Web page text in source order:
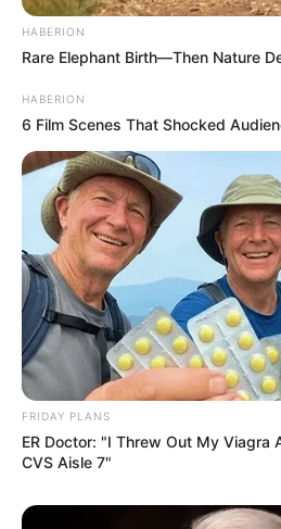
HABERION
Rare Elephant Birth—Then Nature
HABERION
6 Film Scenes That Shocked
FRIDAY PLANS
ER Doctor: "I Threw Out My Viagra
CVS Aisle 7"